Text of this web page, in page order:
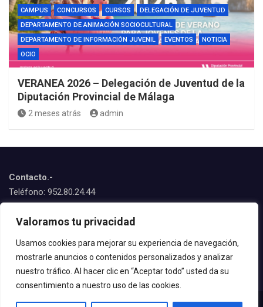
Valoramos tu privacidad
Usamos cookies para mejorar su experiencia de navegación,
mostrarle anuncios o contenidos personalizados y analizar
nuestro tráfico. Al hacer clic en “Aceptar todo” usted da su
consentimiento a nuestro uso de las cookies.
CAMPUS CONCURSOS CURSOS
DELEGACIÓN DE JUVENTUD
DEPARTAMENTO DE ANIMACIÓN SOCIOCULTURAL
DEPARTAMENTO DE INFORMACIÓN JUVENIL
EVENTOS
NOTICIA
OCIO
VERANEA 2026 – Delegación de Juventud de la
Diputación Provincial de Málaga
2 meses atrás admin
Contacto.-
Teléfono: 952.80.24.44
juventud@estepona.es
© 2020 Delegación de Juventud